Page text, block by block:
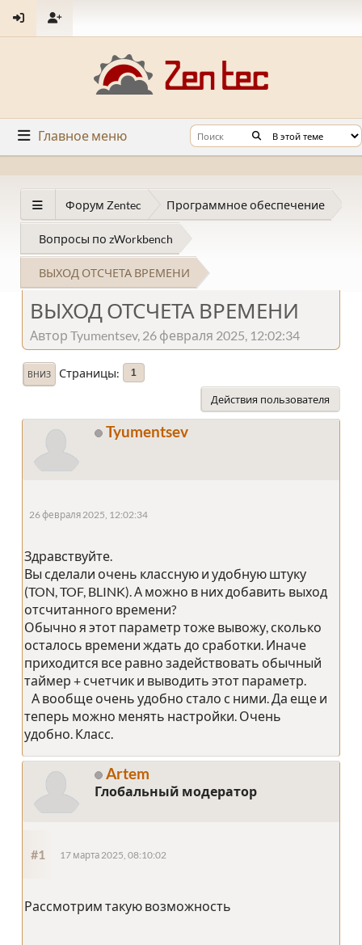
Главное меню
Форум Zentec Программное обеспечение
Вопросы по zWorkbench
ВЫХОД ОТСЧЕТА ВРЕМЕНИ
ВЫХОД ОТСЧЕТА ВРЕМЕНИ
Автор Tyumentsev, 26 февраля 2025, 12:02:34
ВНИЗ Страницы 1
Действия пользователя
Tyumentsev
26 февраля 2025, 12:02:34
Здравствуйте.
Вы сделали очень классную и удобную штуку
(TON, TOF, BLINK). А можно в них добавить выход
отсчитанного времени?
Обычно я этот параметр тоже вывожу, сколько
осталось времени ждать до сработки. Иначе
приходится все равно задействовать обычный
таймер + счетчик и выводить этот параметр.
А вообще очень удобно стало с ними. Да еще и
теперь можно менять настройки. Очень
удобно. Класс.
Artem
Глобальный модератор
#1 17 марта 2025, 08:10:02
Рассмотрим такую возможность